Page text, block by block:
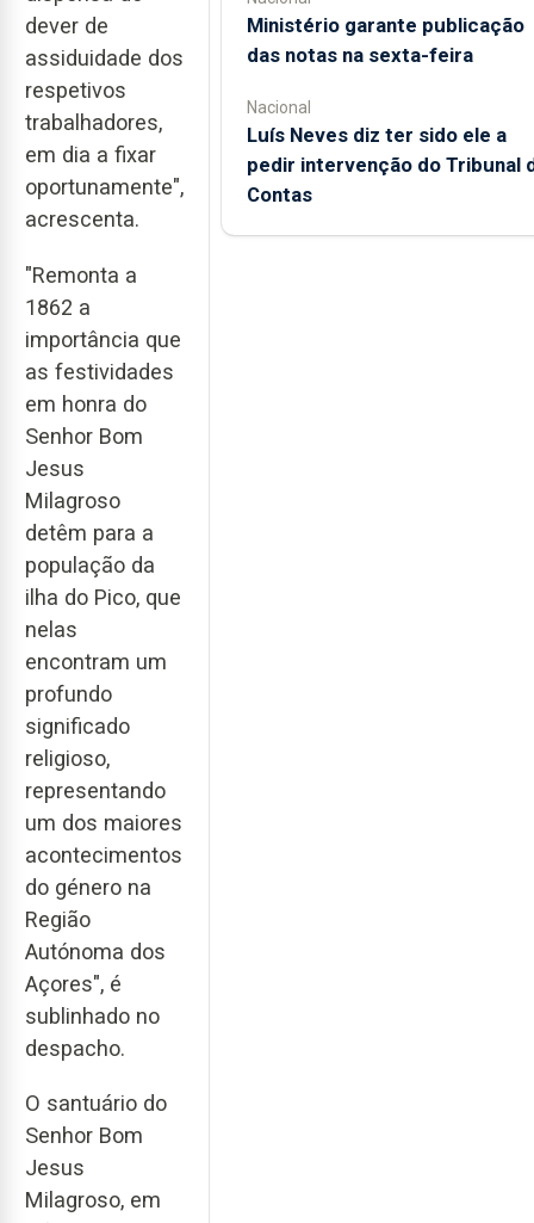
dever de
assiduidade dos
respetivos
trabalhadores,
em dia a fixar
oportunamente",
acrescenta.
"Remonta a
1862 a
importância que
as festividades
em honra do
Senhor Bom
Jesus
Milagroso
detêm para a
população da
ilha do Pico, que
nelas
encontram um
profundo
significado
religioso,
representando
um dos maiores
acontecimentos
do género na
Região
Autónoma dos
Açores", é
sublinhado no
despacho.
O santuário do
Senhor Bom
Jesus
Milagroso, em
Ministério garante publicação
das notas na sexta-feira
Nacional
Luís Neves diz ter sido ele a
pedir intervenção do Tribunal
Contas